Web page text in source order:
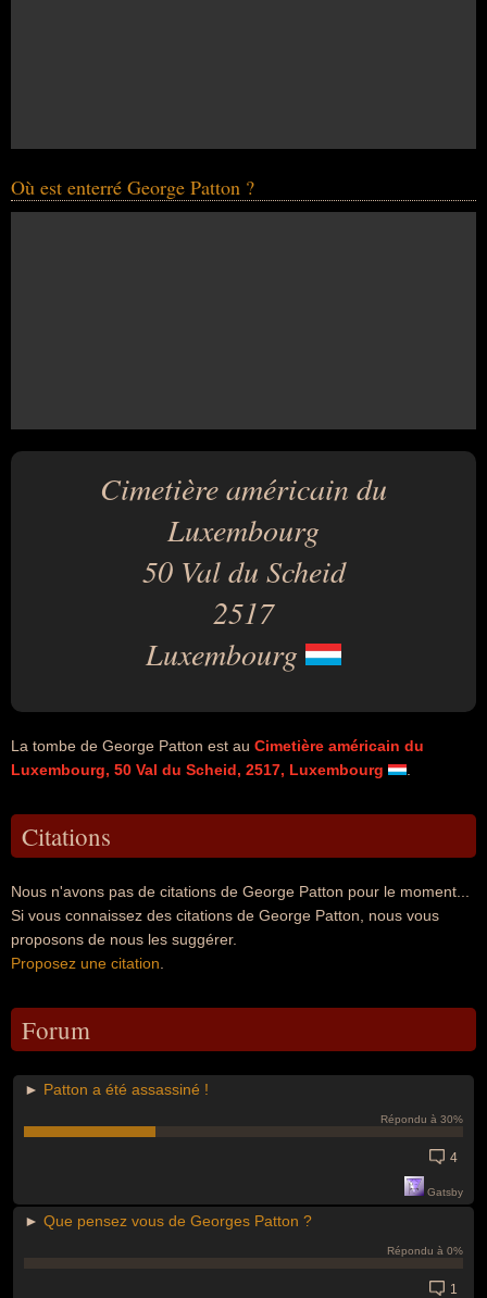
Où est enterré George Patton ?
Cimetière américain du
Luxembourg
50 Val du Scheid
2517
Luxembourg
La tombe de George Patton est au Cimetière américain du
Luxembourg, 50 Val du Scheid, 2517, Luxembourg
.
Citations
Nous n'avons pas de citations de George Patton pour le moment...
Si vous connaissez des citations de George Patton, nous vous
proposons de nous les suggérer.
Proposez une citation
Forum
► Patton a été assassiné !
Répondu à 30%
4
Gatsby
► Que pensez vous de Georges Patton ?
Répondu à 0%
1